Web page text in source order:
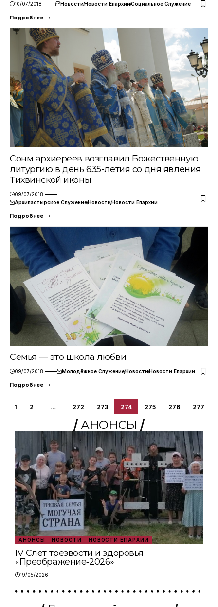
10/07/2018 НовостиНовости ЕпархииСоциальное Служение
Подробнее
Сонм архиереев возглавил Божественную
литургию в день 635-летия со дня явления
Тихвинской иконы
09/07/2018
Архипастырское СлужениеНовостиНовости Епархии
Подробнее
Семья — это школа любви
09/07/2018 Молодёжное СлужениеНовостиНовости Епархии
Подробнее
1 2 … 272 273 274 275 276 277
АНОНСЫ
АНОНСЫ НОВОСТИ НОВОСТИ ЕПАРХИИ
IV Слёт трезвости и здоровья
«Преображение‑2026»
19/05/2026